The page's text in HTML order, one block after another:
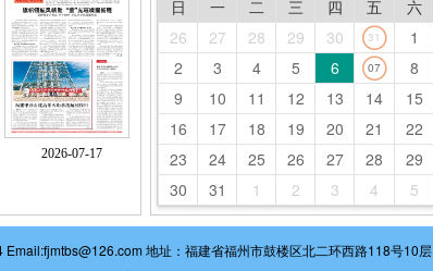
2026-07-17
日 一 二 三 四 五
六
26
27 28 29 30 31
1
2
3 4 5 6 07
8
9
10 11 12 13 14
15
16
17 18 19 20 21
22
23
24 25 26 27 28
29
30
31 1 2 3 4 5
地址：福建省福州市鼓楼区北二环西路118号10层